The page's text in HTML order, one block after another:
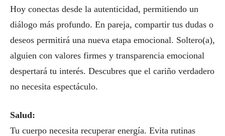
Hoy conectas desde la autenticidad, permitiendo un
diálogo más profundo. En pareja, compartir tus dudas o
deseos permitirá una nueva etapa emocional. Soltero(a),
alguien con valores firmes y transparencia emocional
despertará tu interés. Descubres que el cariño verdadero
no necesita espectáculo.
Salud:
Tu cuerpo necesita recuperar energía. Evita rutinas